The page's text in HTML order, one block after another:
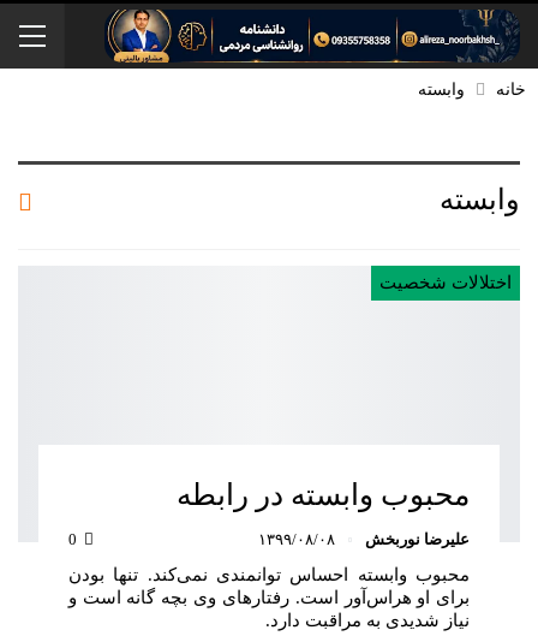
خانه وابسته
وابسته
اختلالات شخصیت
محبوب وابسته در رابطه
علیرضا نوربخش ۱۳۹۹/۰۸/۰۸
محبوب وابسته احساس توانمندی نمی‌کند. تنها بودن
برای او هراس‌آور است. رفتارهای وی بچه گانه است و
نیاز شدیدی به مراقبت دارد.